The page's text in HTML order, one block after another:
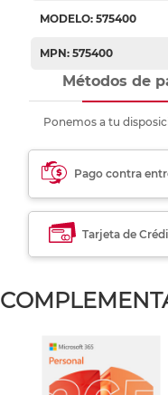
MODELO: 575400
MPN: 575400
Métodos de
Ponemos a tu
Pago contra
Tarjeta de